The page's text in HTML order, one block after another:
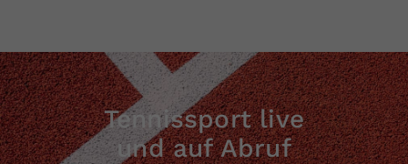
Tennissport live
und auf Abruf